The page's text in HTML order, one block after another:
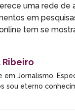
uma rede de
em
tem se
Ribeiro
em Jornalismo,
sou eterno